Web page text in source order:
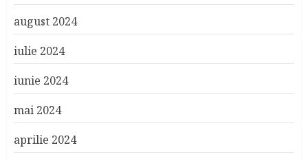
august 2024
iulie 2024
iunie 2024
mai 2024
aprilie 2024